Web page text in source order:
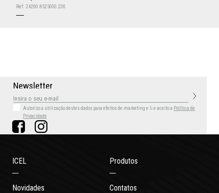
Ref: 24200.8525000.230
Newsletter
Autorizo a utilização destes dados para efeitos de marketing e li e aceito a Política de
Privacidade
ICEL Produtos
Novidades Contatos